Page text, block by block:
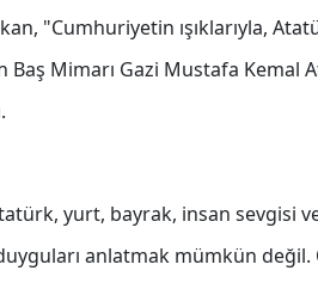
"Cumhuriyetin ışıklarıyla,
Mimarı Gazi Mustafa Kemal
yurt, bayrak, insan sevgisi
anlatmak mümkün değil.